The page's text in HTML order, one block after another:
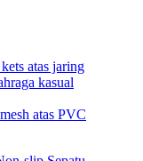
atas PVC